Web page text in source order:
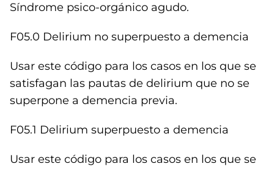
Síndrome psico-orgánico agudo.
F05.0 Delirium no superpuesto a demencia
Usar este código para los casos en los que se
satisfagan las pautas de delirium que no se
superpone a demencia previa.
F05.1 Delirium superpuesto a demencia
Usar este código para los casos en los que se